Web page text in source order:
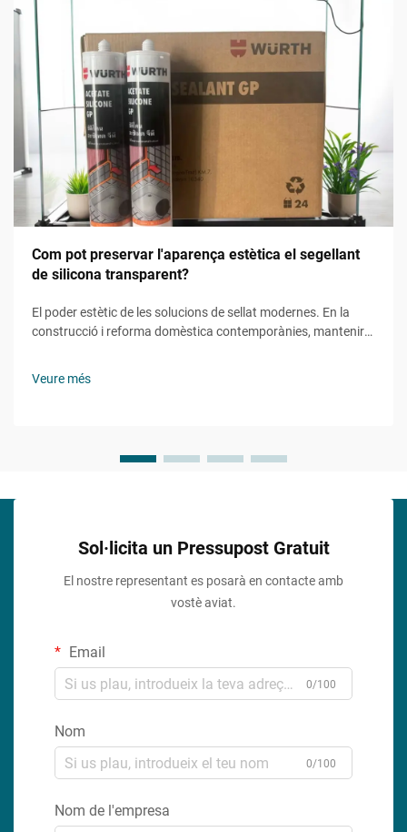
Com pot preservar l'aparença estètica el segellant
de silicona transparent?
El poder estètic de les solucions de sellat modernes. En la
construcció i reforma domèstica contemporànies, mantenir
Veure més
Sol·licita un Pressupost Gratuit
El nostre representant es posarà en contacte amb
vostè aviat.
Email
0/100
Nom
0/100
Nom de l'empresa